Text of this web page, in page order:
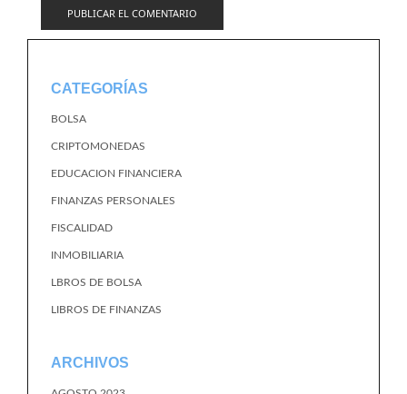
CATEGORÍAS
BOLSA
CRIPTOMONEDAS
EDUCACION FINANCIERA
FINANZAS PERSONALES
FISCALIDAD
INMOBILIARIA
LBROS DE BOLSA
LIBROS DE FINANZAS
ARCHIVOS